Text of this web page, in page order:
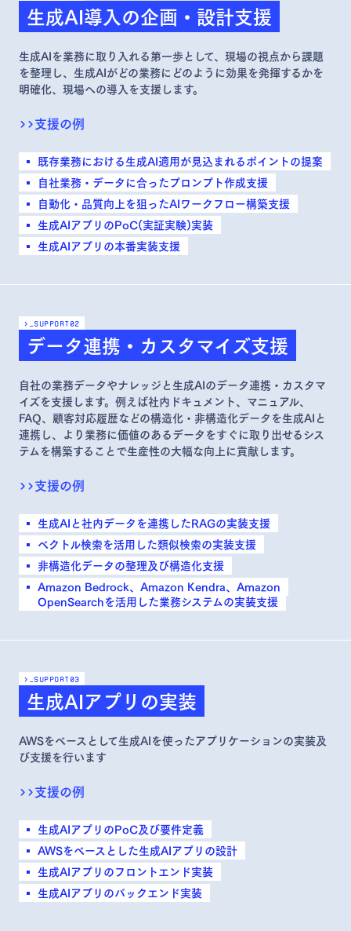
生成AI導入の企画・設計支援
生成AIを業務に取り入れる第一歩として、現場の視点から課題
を整理し、生成AIがどの業務にどのように効果を発揮するかを
明確化、現場への導入を支援します。
>>支援の例
既存業務における生成AI適用が見込まれるポイントの提案
自社業務・データに合ったプロンプト作成支援
自動化・品質向上を狙ったAIワークフロー構築支援
生成AIアプリのPoC(実証実験)実装
生成AIアプリの本番実装支援
>_support02
データ連携・カスタマイズ支援
自社の業務データやナレッジと生成AIのデータ連携・カスタマ
イズを支援します。例えば社内ドキュメント、マニュアル、
FAQ、顧客対応履歴などの構造化・非構造化データを生成AIと
連携し、より業務に価値のあるデータをすぐに取り出せるシス
テムを構築することで生産性の大幅な向上に貢献します。
>>支援の例
生成AIと社内データを連携したRAGの実装支援
ベクトル検索を活用した類似検索の実装支援
非構造化データの整理及び構造化支援
Amazon Bedrock、Amazon Kendra、Amazon
OpenSearchを活用した業務システムの実装支援
>_support03
生成AIアプリの実装
AWSをベースとして生成AIを使ったアプリケーションの実装及
び支援を行います
>>支援の例
生成AIアプリのPoC及び要件定義
AWSをベースとした生成AIアプリの設計
生成AIアプリのフロントエンド実装
生成AIアプリのバックエンド実装